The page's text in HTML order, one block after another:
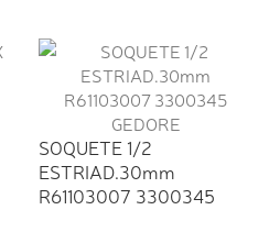
SOQUETE 1/2
ESTRIAD.30mm
R61103007 3300345